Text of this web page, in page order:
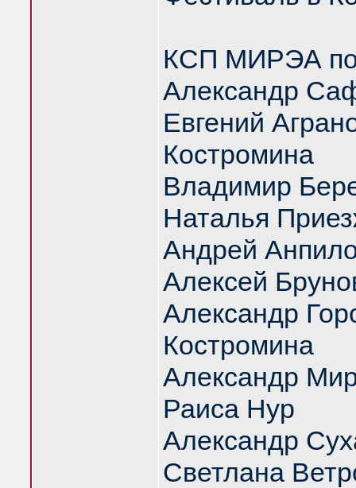
КСП МИРЭА
Александр
Евгений
Костромина
Владимир
Наталья
Андрей
Алексей
Александр
Костромина
Александр
Раиса Нур
Александр
Светлана